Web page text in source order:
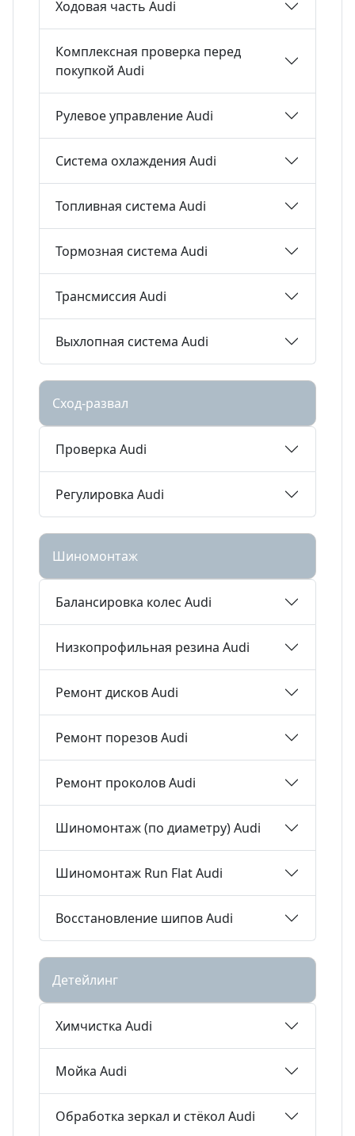
Ходовая часть Audi
Комплексная проверка перед
покупкой Audi
Рулевое управление Audi
Система охлаждения Audi
Топливная система Audi
Тормозная система Audi
Трансмиссия Audi
Выхлопная система Audi
Сход-развал
Проверка Audi
Регулировка Audi
Шиномонтаж
Балансировка колес Audi
Низкопрофильная резина Audi
Ремонт дисков Audi
Ремонт порезов Audi
Ремонт проколов Audi
Шиномонтаж (по диаметру) Audi
Шиномонтаж Run Flat Audi
Восстановление шипов Audi
Детейлинг
Химчистка Audi
Мойка Audi
Обработка зеркал и стёкол Audi